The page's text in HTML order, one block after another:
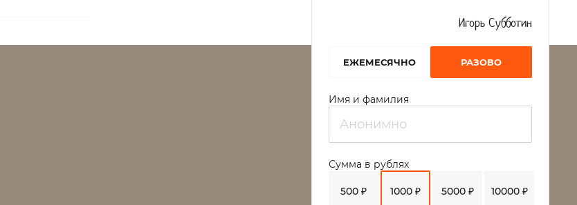
Игорь Субботин
EЖЕМЕСЯЧНО РАЗОВО
Имя и фамилия
500 ₽ 1000 ₽ 5000 ₽ 10000 ₽
Сумма в рублях